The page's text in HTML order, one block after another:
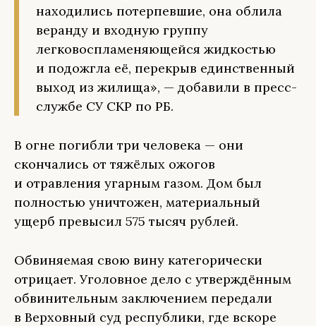
находились потерпевшие, она облила
веранду и входную группу
легковоспламеняющейся жидкостью
и подожгла её, перекрыв единственный
выход из жилища», — добавили в пресс-
службе СУ СКР по РБ.
В огне погибли три человека — они
скончались от тяжёлых ожогов
и отравления угарным газом. Дом был
полностью уничтожен, материальный
ущерб превысил 575 тысяч рублей.
Обвиняемая свою вину категорически
отрицает. Уголовное дело с утверждённым
обвинительным заключением передали
в Верховный суд республики, где вскоре